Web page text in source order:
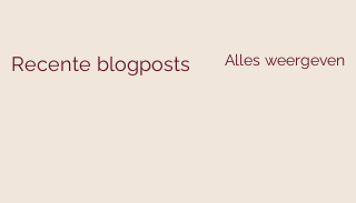
Recente blogposts Alles weergeven